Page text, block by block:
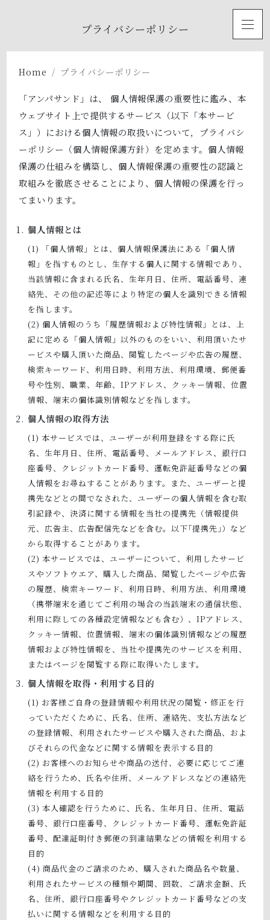
プライバシーポリシー
Home プライバシーポリシー
「アンパサンド」は、 個人情報保護の重要性に鑑み、本
ウェブサイト上で提供するサービス（以下「本サービ
ス」）における個人情報の取扱いについて，プライバシ
ーポリシー（個人情報保護方針）を定めます。個人情報
保護の仕組みを構築し、個人情報保護の重要性の認識と
取組みを徹底させることにより、個人情報の保護を行っ
てまいります。
個人情報とは
「個人情報」とは、個人情報保護法にある「個人情
報」を指すものとし、生存する個人に関する情報であり、
当該情報に含まれる氏名、生年月日、住所、電話番号、連
絡先、その他の記述等により特定の個人を識別できる情報
を指します。
個人情報のうち「履歴情報および特性情報」とは、上
記に定める「個人情報」以外のものをいい、利用頂いたサ
ービスや購入頂いた商品、閲覧したページや広告の履歴、
検索キーワード、利用日時、利用方法、利用環境、郵便番
号や性別、職業、年齢、IPアドレス、クッキー情報、位置
情報、端末の個体識別情報などを指します。
個人情報の取得方法
本サービスでは、ユーザーが利用登録をする際に氏
名、生年月日、住所、電話番号、メールアドレス、銀行口
座番号、クレジットカード番号、運転免許証番号などの個
人情報をお尋ねすることがあります。また、ユーザーと提
携先などとの間でなされた、ユーザーの個人情報を含む取
引記録や、決済に関する情報を当社の提携先（情報提供
元、広告主、広告配信先などを含む。以下｢提携先｣）など
から取得することがあります。
本サービスでは、ユーザーについて、利用したサービ
スやソフトウエア、購入した商品、閲覧したページや広告
の履歴、検索キーワード、利用日時、利用方法、利用環境
（携帯端末を通じてご利用の場合の当該端末の通信状態、
利用に際しての各種設定情報なども含む）、IPアドレス、
クッキー情報、位置情報、端末の個体識別情報などの履歴
情報および特性情報を、当社や提携先のサービスを利用、
またはページを閲覧する際に取得いたします。
個人情報を取得・利用する目的
お客様ご自身の登録情報や利用状況の閲覧・修正を行
っていただくために、氏名、住所、連絡先、支払方法など
の登録情報、利用されたサービスや購入された商品、およ
びそれらの代金などに関する情報を表示する目的
お客様へのお知らせや商品の送付、必要に応じてご連
絡を行うため、氏名や住所、メールアドレスなどの連絡先
情報を利用する目的
本人確認を行うために、氏名、生年月日、住所、電話
番号、銀行口座番号、クレジットカード番号、運転免許証
番号、配達証明付き郵便の到達結果などの情報を利用する
目的
商品代金のご請求のため、購入された商品名や数量、
利用されたサービスの種類や期間、回数、ご請求金額、氏
名、住所、銀行口座番号やクレジットカード番号などの支
払いに関する情報などを利用する目的